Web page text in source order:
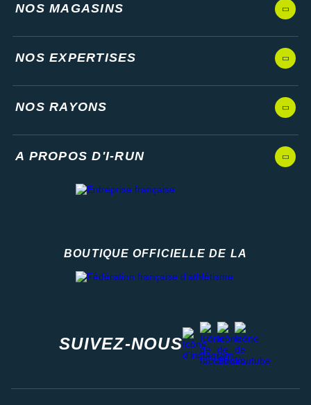
NOS MAGASINS
NOS EXPERTISES
NOS RAYONS
A PROPOS D'I-RUN
BOUTIQUE OFFICIELLE DE LA
SUIVEZ-NOUS
instagram
facebook
stravayoutube